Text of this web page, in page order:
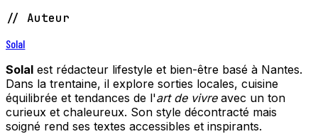
// Auteur
Solal
Solal est rédacteur lifestyle et bien-être basé à Nantes.
Dans la trentaine, il explore sorties locales, cuisine
équilibrée et tendances de l'art de vivreavec un ton
curieux et chaleureux. Son style décontracté mais
soigné rend ses textes accessibles et inspirants.